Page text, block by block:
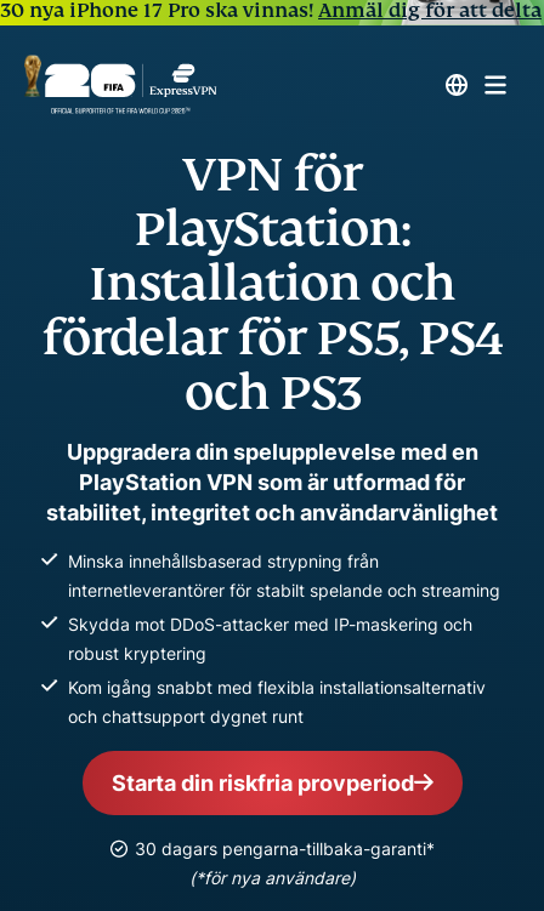
30 nya iPhone 17 Pro ska vinnas!Anmäl dig för att delta
VPN för
PlayStation:
Installation och
fördelar för PS5, PS4
och PS3
Uppgradera din spelupplevelse med en
PlayStation VPN som är utformad för
stabilitet, integritet och användarvänlighet
Minska innehållsbaserad strypning från
internetleverantörer för stabilt spelande och streaming
Skydda mot DDoS-attacker med IP-maskering och
robust kryptering
Kom igång snabbt med flexibla installationsalternativ
och chattsupport dygnet runt
Starta din riskfria provperiod
30 dagars pengarna-tillbaka-garanti*
(*för nya användare)